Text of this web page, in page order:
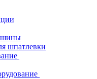
шпатлевки